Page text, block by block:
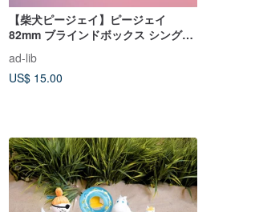
【柴犬ピージェイ】ピージェイ
82mm ブラインドボックス シングル
ボックス (TY006)
ad-lib
US$ 15.00